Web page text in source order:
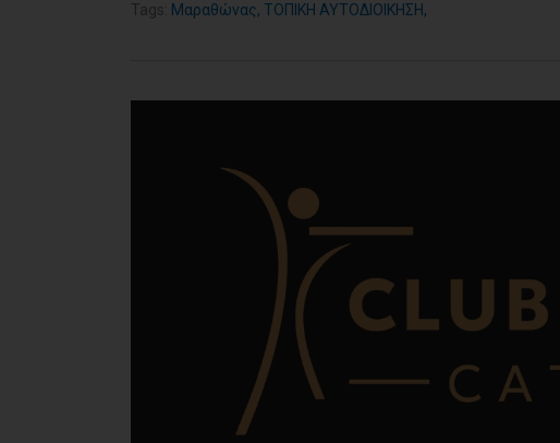
Tags: Μαραθώνας, ΤΟΠΙΚΗ ΑΥΤΟΔΙΟΙΚΗΣΗ,